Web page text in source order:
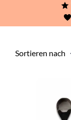
Sortieren nach